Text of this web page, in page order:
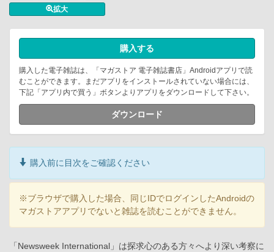
拡大
購入する
購入した電子雑誌は、「マガストア 電子雑誌書店」Androidアプリで読
むことができます。まだアプリをインストールされていない場合には、
下記「アプリ内で買う」ボタンよりアプリをダウンロードして下さい。
ダウンロード
購入前に目次をご確認ください
※ブラウザで購入した場合、同じIDでログインしたAndroidの
マガストアアプリでないと雑誌を読むことができません。
「Newsweek International」は探求心のある方々へより深い考察に